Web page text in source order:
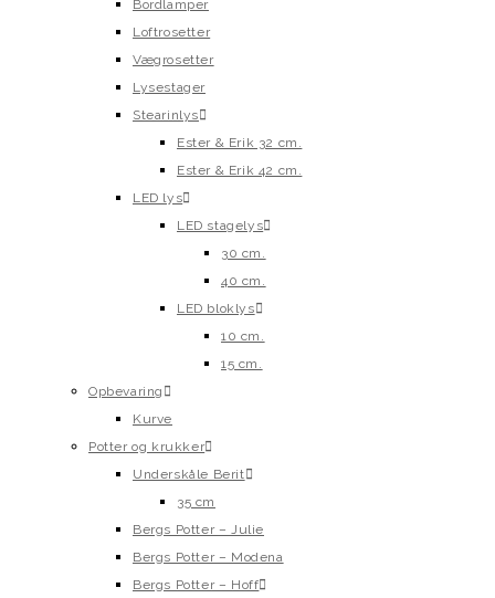
Bordlamper
Loftrosetter
Vægrosetter
Lysestager
Stearinlys
Ester & Erik 32 cm.
Ester & Erik 42 cm.
LED lys
LED stagelys
30 cm.
40 cm.
LED bloklys
10 cm.
15 cm.
Opbevaring
Kurve
Potter og krukker
Underskåle Berit
35 cm
Bergs Potter – Julie
Bergs Potter – Modena
Bergs Potter – Hoff